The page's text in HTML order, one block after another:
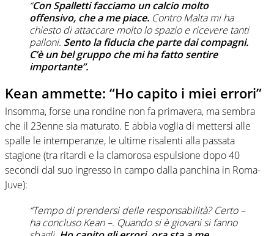
“Con Spalletti facciamo un calcio molto
offensivo, che a me piace. Contro Malta mi ha
chiesto di attaccare molto lo spazio e ricevere tanti
palloni. Sento la fiducia che parte dai compagni.
C’è un bel gruppo che mi ha fatto sentire
importante”.
Kean ammette: “Ho capito i miei errori”
Insomma, forse una rondine non fa primavera, ma sembra
che il 23enne sia maturato. E abbia voglia di mettersi alle
spalle le intemperanze, le ultime risalenti alla passata
stagione (tra ritardi e la clamorosa espulsione dopo 40
secondi dal suo ingresso in campo dalla panchina in Roma-
Juve):
“Tempo di prendersi delle responsabilità? Certo–
ha concluso Kean –. Quando si è giovani si fanno